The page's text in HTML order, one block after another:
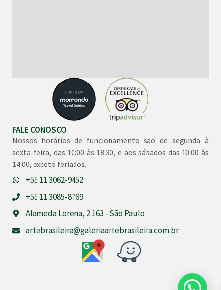
FALE CONOSCO
Nossos horários de funcionamento são de segunda à
sexta-feira, das 10:00 às 18:30, e aos sábados das 10:00 às
14:00, exceto feriados.
+55 11 3062-9452
+55 11 3085-8769
Alameda Lorena, 2.163 - São Paulo
artebrasileira@galeriaartebrasileira.com.br